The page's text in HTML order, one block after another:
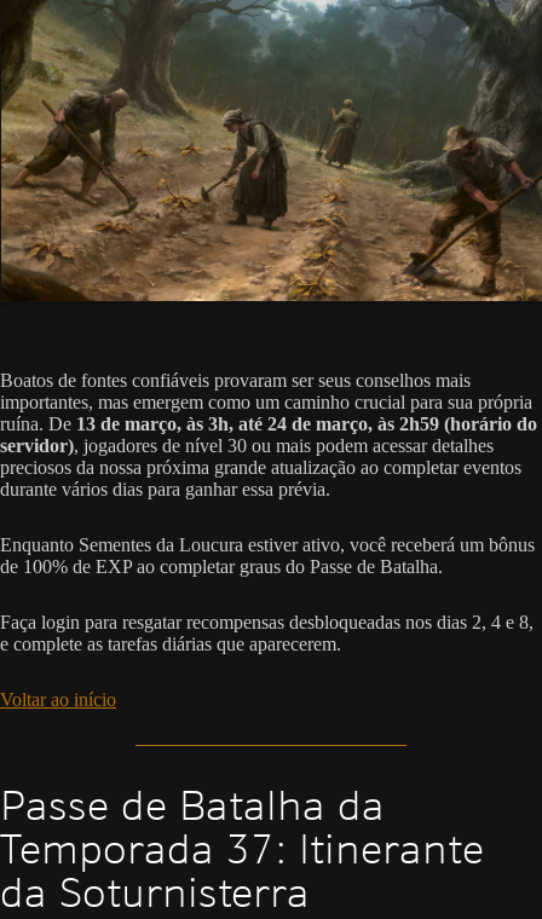
Boatos de fontes confiáveis provaram ser seus conselhos mais
importantes, mas emergem como um caminho crucial para sua própria
ruína. De 13 de março, às 3h, até 24 de março, às 2h59 (horário do
servidor), jogadores de nível 30 ou mais podem acessar detalhes
preciosos da nossa próxima grande atualização ao completar eventos
durante vários dias para ganhar essa prévia.
Enquanto Sementes da Loucura estiver ativo, você receberá um bônus
de 100% de EXP ao completar graus do Passe de Batalha.
Faça login para resgatar recompensas desbloqueadas nos dias 2, 4 e 8,
e complete as tarefas diárias que aparecerem.
Voltar ao início
Passe de Batalha da
Temporada 37: Itinerante
da Soturnisterra